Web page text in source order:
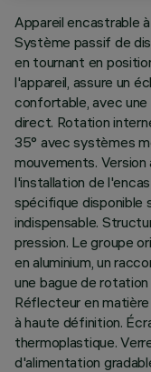
Appareil encastrable
Système passif de
en tournant en
l'appareil, assure un
confortable, avec
direct. Rotation
35° avec systèmes
mouvements.
l'installation de
spécifique disponible
indispensable.
pression. Le groupe
en aluminium, un
une bague de
Réflecteur en
à haute définition.
thermoplastique.
d'alimentation